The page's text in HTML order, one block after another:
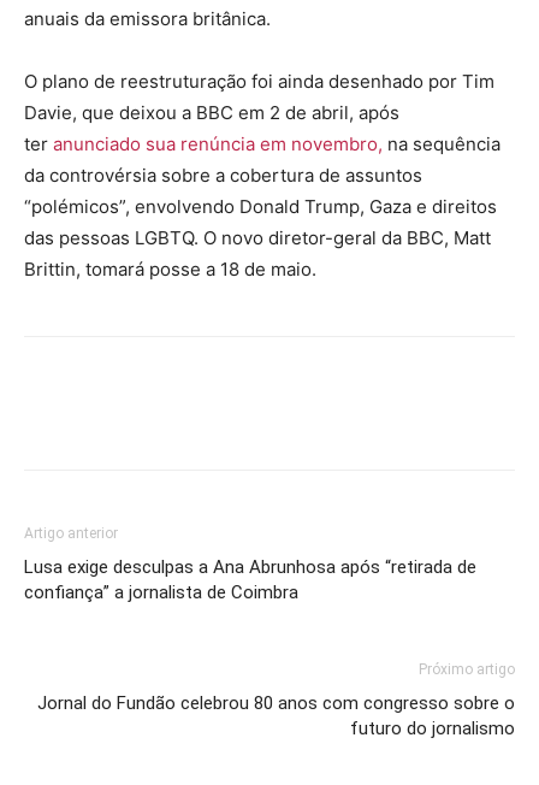
anuais da emissora britânica.
O plano de reestruturação foi ainda desenhado por Tim
Davie, que deixou a BBC em 2 de abril, após
ter anunciado sua renúncia em novembro, na sequência
da controvérsia sobre a cobertura de assuntos
“polémicos”, envolvendo Donald Trump, Gaza e direitos
das pessoas LGBTQ. O novo diretor-geral da BBC, Matt
Brittin, tomará posse a 18 de maio.
Artigo anterior
Lusa exige desculpas a Ana Abrunhosa após “retirada de
confiança” a jornalista de Coimbra
Próximo artigo
Jornal do Fundão celebrou 80 anos com congresso sobre o
futuro do jornalismo